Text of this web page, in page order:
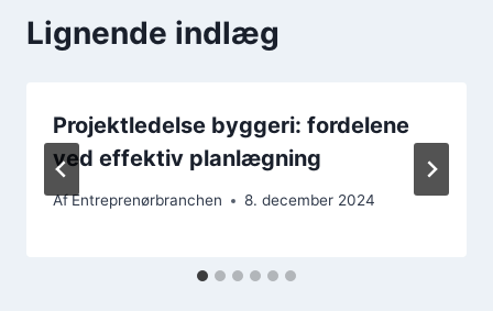
Lignende indlæg
Projektledelse byggeri: fordelene
ved effektiv planlægning
AfEntreprenørbranchen 8. december 2024